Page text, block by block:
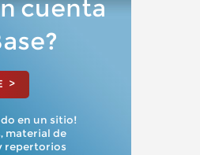
cuenta
>
en un sitio!
material de
repertorios